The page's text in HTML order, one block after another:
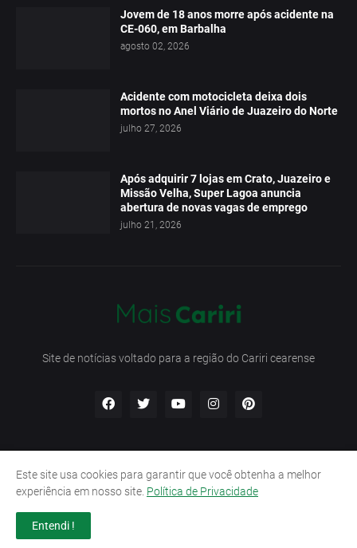
Jovem de 18 anos morre após acidente na
CE-060, em Barbalha
agosto 02, 2026
Acidente com motocicleta deixa dois
mortos no Anel Viário de Juazeiro do Norte
julho 27, 2026
Após adquirir 7 lojas em Crato, Juazeiro e
Missão Velha, Super Lagoa anuncia
abertura de novas vagas de emprego
julho 21, 2026
Site de notícias voltado para a região do Cariri cearense
Início Contato
Política de Privacidade
Termos e Condições
Este site usa cookies para garantir que você obtenha a melhor
experiência em nosso site. Política de Privacidade
Entendi !